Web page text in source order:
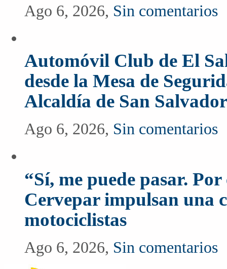
Ago 6, 2026, Sin comentarios
Automóvil Club de El
desde la Mesa de
Alcaldía de San Salvador
Ago 6, 2026, Sin comentarios
“Sí, me puede pasar.
Cervepar impulsan una
motociclistas
Ago 6, 2026, Sin comentarios